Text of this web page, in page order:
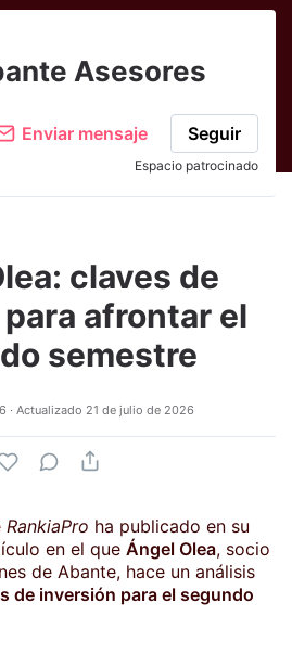
Asesores
Enviar mensaje Seguir
Espacio patrocinado
claves de
afrontar el
semestre
· Actualizado 21 de julio de 2026
RankiaPro ha publicado en su
en el que Ángel Olea, socio
de Abante, hace un análisis
de inversión para el segundo